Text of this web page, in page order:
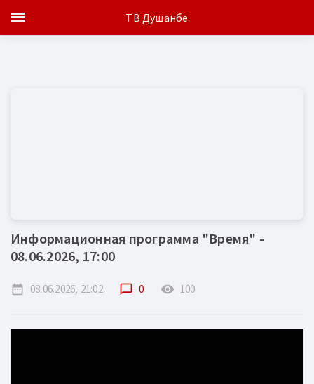
Информационная программа "Время" -
08.06.2026, 17:00
date_range 08.06.2026, 21:02 chat_bubble_outline 0 remove_red_eye 100
ТВ Душанбе